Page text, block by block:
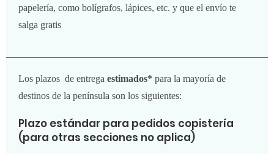
papelería, como bolígrafos, lápices, etc. y que el envío te
salga gratis
Los plazos de entrega estimados* para la mayoría de
destinos de la península son los siguientes:
Plazo estándar para pedidos copistería
(para otras secciones no aplica)